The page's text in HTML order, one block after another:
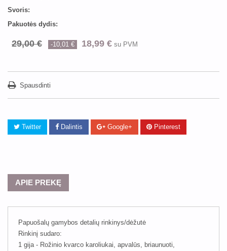
Svoris:
Pakuotės dydis:
29,00 € -10,01 € 18,99 € su PVM
Spausdinti
Twitter Dalintis Google+ Pinterest
APIE PREKĘ
Papuošalų gamybos detalių rinkinys/dėžutė
Rinkinį sudaro:
1 gija - Rožinio kvarco karoliukai, apvalūs, briaunuoti,